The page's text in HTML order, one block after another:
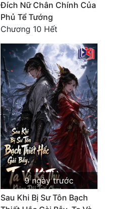
Đích Nữ Chân Chính Của
Phủ Tể Tướng
Chương 10 Hết
9 ngày trước
Sau Khi Bị Sư Tôn Bạch